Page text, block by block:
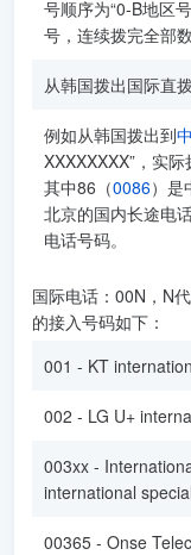
号顺序为“0-B地区
号，连续拨完全部
从韩国拨出国际直
例如从韩国拨出到
XXXXXXXX”，实
其中86（0086）是
北京的国内长途电
电话号码。
国际电话：00N，N
的接入号码如下：
001 - KT
002 - LG U+
003xx -
international
00365 - Onse